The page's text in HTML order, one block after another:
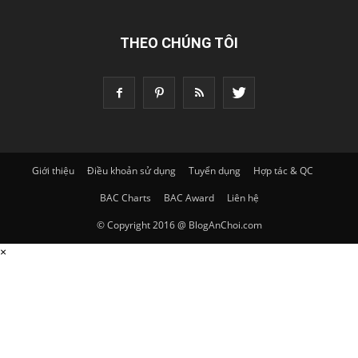
THEO CHÚNG TÔI
Giới thiệu Điều khoản sử dụng Tuyển dụng
Hợp tác & QC
BAC Charts
BAC Award
Liên hệ
© Copyright 2016 @ BlogAnChoi.com
×